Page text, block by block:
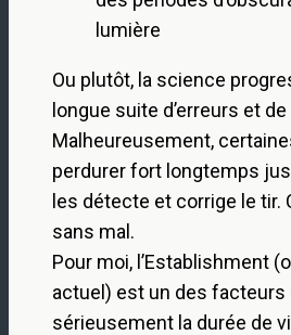
lumière
Ou plutôt, la science
longue suite d’erreurs et
Malheureusement,
perdurer fort longtemps
les détecte et corrige le tir.
sans mal.
Pour moi, l’Establishment
actuel) est un des facteurs
sérieusement la durée de